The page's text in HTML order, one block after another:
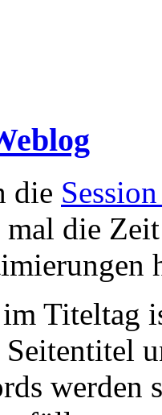
die
die
Titeltag
Seitentitel
werden